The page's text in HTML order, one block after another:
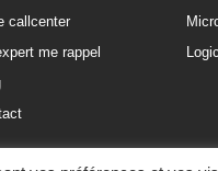
callcenter
me rappel